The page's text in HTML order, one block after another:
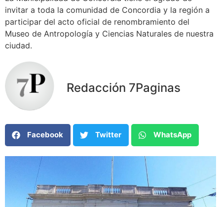
invitar a toda la comunidad de Concordia y la región a
participar del acto oficial de renombramiento del
Museo de Antropología y Ciencias Naturales de nuestra
ciudad.
Redacción 7Paginas
Facebook Twitter WhatsApp